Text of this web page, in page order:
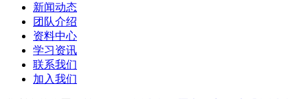
新闻动态
团队介绍
资料中心
学习资讯
联系我们
加入我们